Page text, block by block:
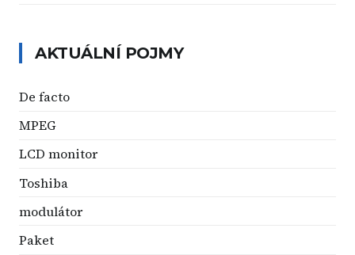
AKTUÁLNÍ POJMY
De facto
MPEG
LCD monitor
Toshiba
modulátor
Paket